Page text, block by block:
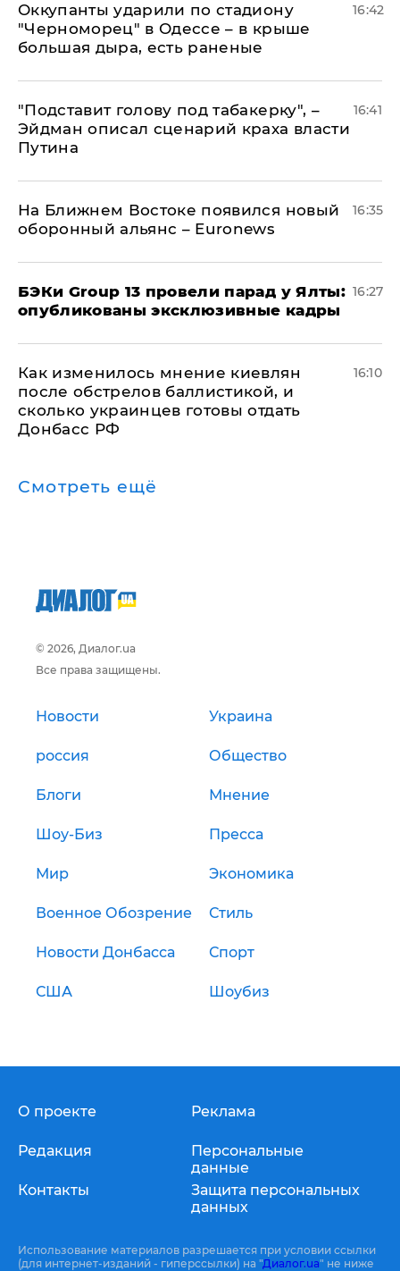
Оккупанты ударили по стадиону
"Черноморец" в Одессе – в крыше
большая дыра, есть раненые
16:42
​"Подставит голову под табакерку", –
Эйдман описал сценарий краха власти
Путина
16:41
На Ближнем Востоке появился новый
оборонный альянс – Euronews
16:35
​БЭКи Group 13 провели парад у Ялты:
опубликованы эксклюзивные кадры
16:27
Как изменилось мнение киевлян
после обстрелов баллистикой, и
сколько украинцев готовы отдать
Донбасс РФ
16:10
Смотреть ещё
© 2026, Диалог.ua
Все права защищены.
Новости Украина
россия Общество
Блоги Мнение
Шоу-Биз Пресса
Мир Экономика
Военное Обозрение Стиль
Новости Донбасса Спорт
США Шоубиз
О проекте
Редакция
Контакты
Реклама
Персональные
данные
Защита персональных
данных
Использование материалов разрешается при условии ссылки
(для интернет-изданий - гиперссылки) на "Диалог.ua" не ниже